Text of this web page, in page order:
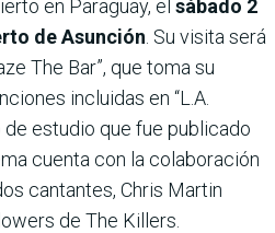
en Paraguay, el sábado 2
de Asunción . Su visita será
The Bar”, que toma su
incluidas en “L.A.
estudio que fue publicado
cuenta con la colaboración
cantantes, Chris Martin
de The Killers.